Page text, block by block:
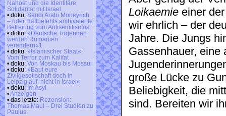
Nahost und die Identitäre
Solidarität mit Israel
• doku: Saudi Arabi Moneyrich
– oder Haftbefehls ambivalente
Befreiung vom Antisemitismus
• doku: »Deutsche Tugenden
werden Rumänien
verändern«1
• doku: »Islamischer Staat«:
Vom Terror zum Kalifat
• doku: Von Moskau bis Mossul
• doku: »Baut eure
Zivilgesellschaft doch in
Leipzig auf, nicht in Israel«
• doku: Im Asyl
•Anzeigen
• das letzte: Rezension:
Thomas Maul – Drei Studien zu
Paulus.
Loikaemie einer
wir ehrlich – der
Jahre. Die Jungs
Gassenhauer, eine
große Lücke zu
Beliebigkeit, die
sind. Bereiten wir